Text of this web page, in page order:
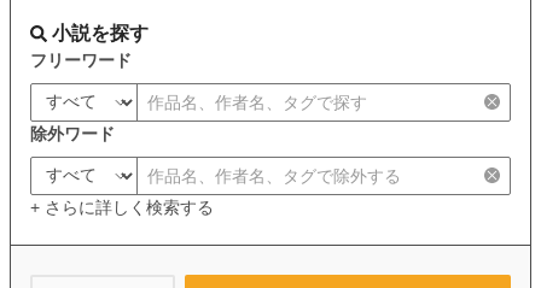
小説を探す
フリーワード
除外ワード
+ さらに詳しく検索する